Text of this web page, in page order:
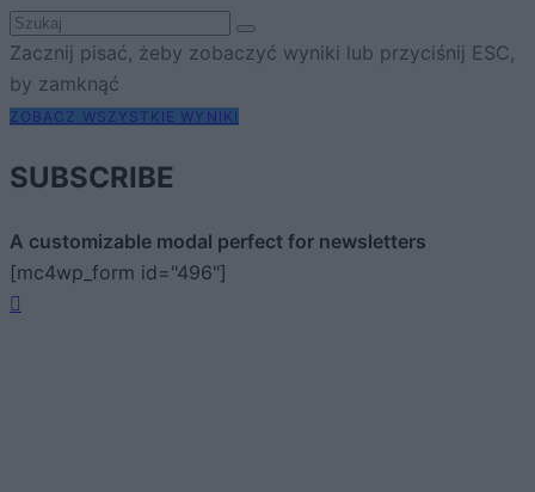
Zacznij pisać, żeby zobaczyć wyniki lub przyciśnij ESC,
by zamknąć
ZOBACZ WSZYSTKIE WYNIKI
SUBSCRIBE
A customizable modal perfect for newsletters
[mc4wp_form id="496"]